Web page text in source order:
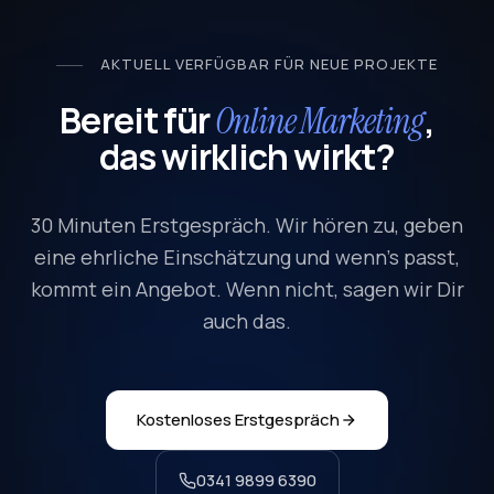
AKTUELL VERFÜGBAR FÜR NEUE PROJEKTE
Bereit fürOnline Marketing,
das wirklich wirkt?
30 Minuten Erstgespräch. Wir hören zu, geben
eine ehrliche Einschätzung und wenn's passt,
kommt ein Angebot. Wenn nicht, sagen wir Dir
auch das.
Kostenloses Erstgespräch
0341 9899 6390